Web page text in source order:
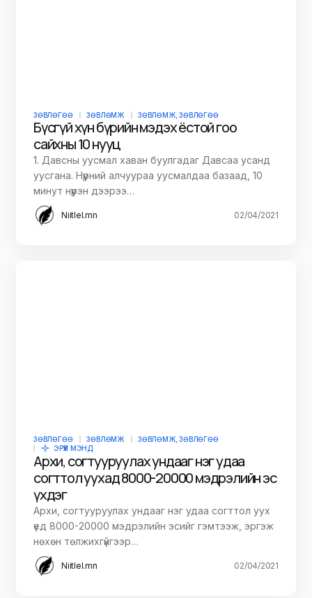
ЗӨВЛӨГӨӨ ЗӨВЛӨМЖ ЗӨВЛӨМЖ, ЗӨВЛӨГӨӨ
Бүсгүй хүн бүрийн мэдэх ёстой гоо
сайхны 10 нууц
1. Давсны уусмал хаван буулгадаг Давсаа усанд
уусгана. Нүүрний алчуураа уусмалдаа базаад, 10
минут нүүрэн дээрээ…
Niitlel.mn 02/04/2021
ЗӨВЛӨГӨӨ ЗӨВЛӨМЖ
ЗӨВЛӨМЖ, ЗӨВЛӨГӨӨ
ЭРҮҮЛ МЭНД
Архи, согтууруулах ундааг нэг удаа
согттол уухад 8000-20000 мэдрэлийн эс
үхдэг
Архи, согтууруулах ундааг нэг удаа согттол уух
үед 8000-20000 мэдрэлийн эсийг гэмтээж, эргэж
нөхөн төлжихгүйгээр…
Niitlel.mn 02/04/2021